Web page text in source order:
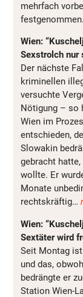
mehrfach
Wien:
Sexstrolch nur
Der nächste
kriminellen
versuchte
Nötigung – so
Wien im
entschieden,
Slowakin
gebracht
wollte. Er
Monate
rechtskräftig…
Wien:
Sextäter wird
Seit Montag
und das,
bedrängte er
Station Wien-